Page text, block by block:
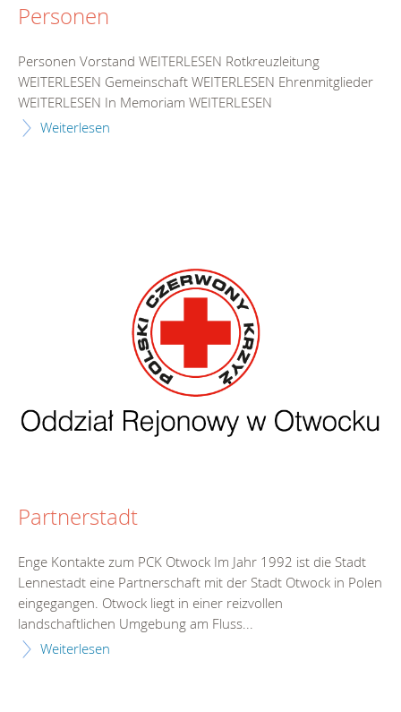
Personen
Personen Vorstand WEITERLESEN Rotkreuzleitung
WEITERLESEN Gemeinschaft WEITERLESEN Ehrenmitglieder
WEITERLESEN In Memoriam WEITERLESEN
Weiterlesen
Partnerstadt
Enge Kontakte zum PCK Otwock Im Jahr 1992 ist die Stadt
Lennestadt eine Partnerschaft mit der Stadt Otwock in Polen
eingegangen. Otwock liegt in einer reizvollen
landschaftlichen Umgebung am Fluss...
Weiterlesen